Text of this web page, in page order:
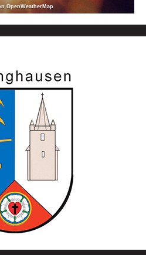
OpenWeatherMap